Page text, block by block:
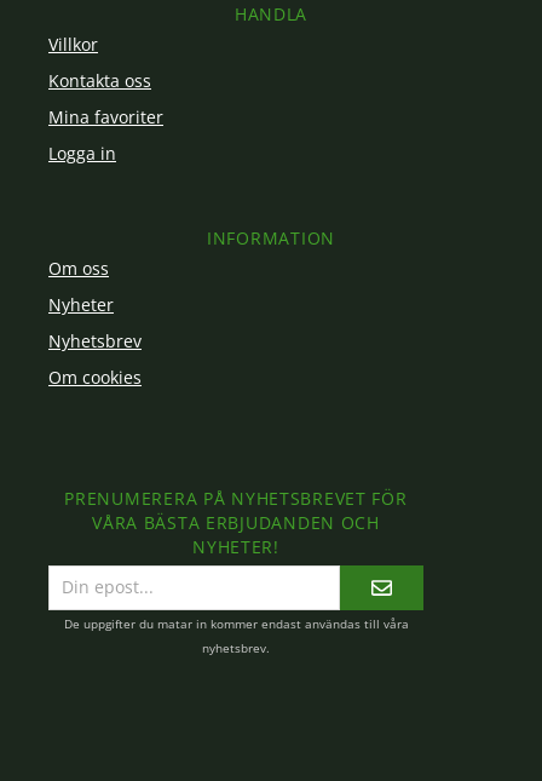
HANDLA
Villkor
Kontakta oss
Mina favoriter
Logga in
INFORMATION
Om oss
Nyheter
Nyhetsbrev
Om cookies
PRENUMERERA PÅ NYHETSBREVET FÖR
VÅRA BÄSTA ERBJUDANDEN OCH
NYHETER!
postadress
De uppgifter du matar in kommer endast användas till våra
nyhetsbrev.